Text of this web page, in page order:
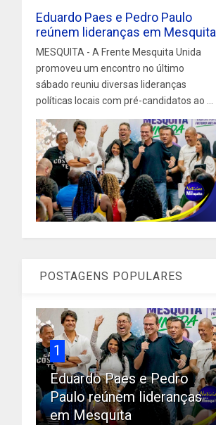
Eduardo Paes e Pedro Paulo
reúnem lideranças em Mesquita
MESQUITA - A Frente Mesquita Unida
promoveu um encontro no último
sábado reuniu diversas lideranças
políticas locais com pré-candidatos ao ...
POSTAGENS POPULARES
1
Eduardo Paes e Pedro
Paulo reúnem lideranças
em Mesquita